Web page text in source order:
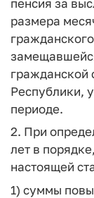
размера
Республики,
периоде.
2. При
лет в
настоящей
1) суммы